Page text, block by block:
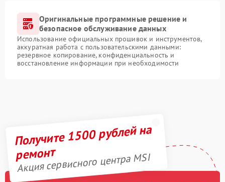
Оригинальные программные решение и
безопасное обслуживание данных
Использование официальных прошивок и инструментов,
аккуратная работа с пользовательскими данными:
резервное копирование, конфиденциальность и
восстановление информации при необходимости
Получите 1500 рублей на
ремонт
Акция сервисного центра MSI